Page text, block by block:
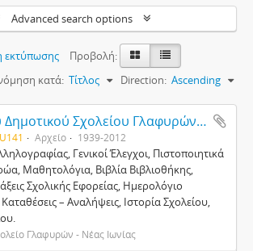
Advanced search options
εκτύπωσης
Προβολή:
κατά: Τίτλος Direction: Ascending
Αρχείο 12ου Δημοτικού Σχολείου Γλαφυρών - Νέας Ιωνίας
Αρχείο 1939-2012
Γενικοί Έλεγχοι, Πιστοποιητικά
Μαθητολόγια, Βιβλία Βιβλιοθήκης,
Σχολικής Εφορείας, Ημερολόγιο
– Αναλήψεις, Ιστορία Σχολείου,
Γλαφυρών - Νέας Ιωνίας